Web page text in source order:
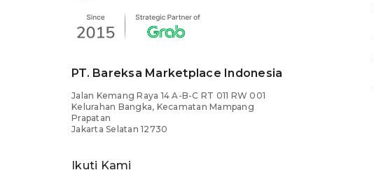
PT. Bareksa Marketplace Indonesia
Jalan Kemang Raya 14 A-B-C RT 011 RW 001
Kelurahan Bangka, Kecamatan Mampang
Prapatan
Jakarta Selatan 12730
Ikuti Kami